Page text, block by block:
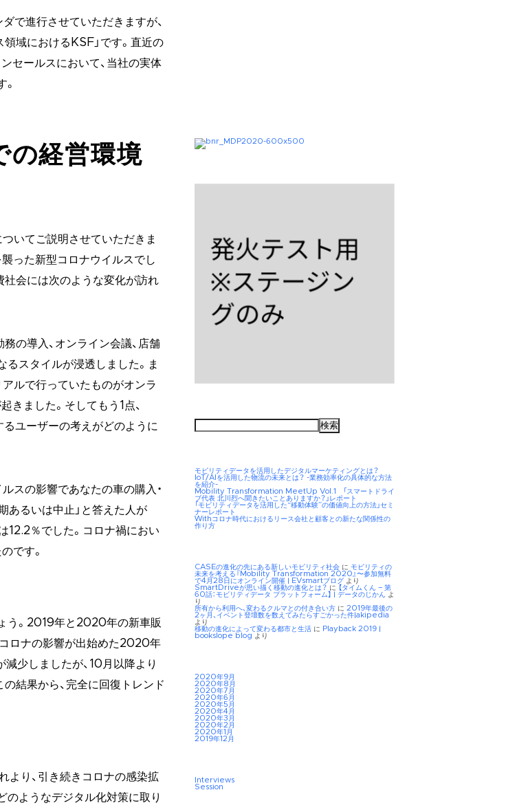
で進行させていただきますが、
域におけるKSF」です。直近の
セールスにおいて、当社の実体
経営環境
いてご説明させていただきま
った新型コロナウイルスでし
社会には次のような変化が訪れ
の導入、オンライン会議、店舗
るスタイルが浸透しました。ま
アルで行っていたものがオンラ
きました。そしてもう1点、
ユーザーの考えがどのように
スの影響であなたの車の購入・
あるいは中止」と答えた人が
12.2％でした。コロナ禍におい
です。
う。2019年と2020年の新車販
ロナの影響が出始めた2020年
少しましたが、10月以降より
結果から、完全に回復トレンド
より、引き続きコロナの感染拡
のようなデジタル化対策に取り
検
モビリティデータを活用したデジタルマーケティングとは？
IoT/AIを活用した物流の未来とは？ -業務効率化の具体的な方法
を紹介-
Mobility Transformation MeetUp Vol.1 「スマートドライ
ブ代表 北川烈へ聞きたいことありますか？」レポート
「モビリティデータを活用した“移動体験”の価値向上の方法」セミ
ナーレポート
Withコロナ時代におけるリース会社と顧客との新たな関係性の
作り方
CASEの進化の先にある新しいモビリティ社会 に モビリティの
未来を考える『Mobility Transformation 2020』〜参加無料
で4月28日にオンライン開催 | EVsmartブログ より
SmartDriveが思い描く移動の進化とは？ に
【タイムくん – 第
60話：モビリティデータ プラットフォーム】 | データのじかん よ
り
所有から利用へ、変わるクルマとの付き合い方 に 2019年最後の
2ヶ月、イベント登壇数を数えてみたらすごかった件|akipedia
より
移動の進化によって変わる都市と生活 に Playback 2019 |
bookslope blog より
2020年9月
2020年8月
2020年7月
2020年6月
2020年5月
2020年4月
2020年3月
2020年2月
2020年1月
2019年12月
Interviews
Session